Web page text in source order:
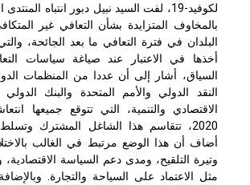
لكوفيد-19، لفت السيد نبيل دبور انتباه المنتدى
بالمخاوف المتزايدة بشأن التعافي غير
البلدان في فترة التعافي ما بعد الجائحة، والتي
أخذها في الاعتبار عند صياغة سياسات
السياق، أشار إلى أن عددا من المنظمات
النقد الدولي والأمم المتحدة والبنك الدولي
الاقتصادي والتنمية، التي تتوقع جميعها
2020، تتقاسم هذا الشاغل المشترك وتسلط
أضاف أن هذا الوضع مرتبط في الغالب
وتيرة التلقيح، ومدى دعم السياسة الاقتصادية،
مثل الاعتماد على السياحة والتجارة.